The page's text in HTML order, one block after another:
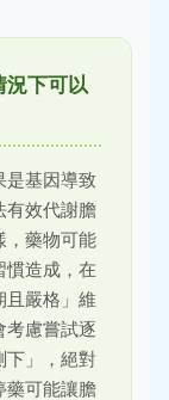
況下可以
是基因導致
有效代謝膽
，藥物可能
慣造成，在
且嚴格」維
考慮嘗試逐
下」，絕對
藥可能讓膽